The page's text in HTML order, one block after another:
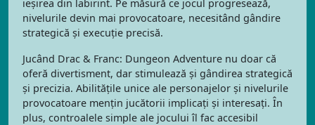
ieșirea din labirint. Pe măsură ce jocul progresează,
nivelurile devin mai provocatoare, necesitând gândire
strategică și execuție precisă.
Jucând Drac & Franc: Dungeon Adventure nu doar că
oferă divertisment, dar stimulează și gândirea strategică
și precizia. Abilitățile unice ale personajelor și nivelurile
provocatoare mențin jucătorii implicați și interesați. În
plus, controalele simple ale jocului îl fac accesibil